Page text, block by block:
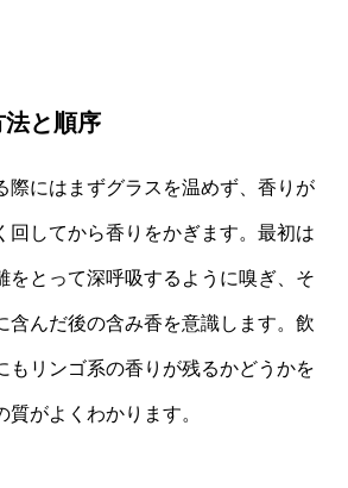
と順序
際にはまずグラスを温めず、香りが
回してから香りをかぎます。最初は
をとって深呼吸するように嗅ぎ、そ
含んだ後の含み香を意識します。飲
もリンゴ系の香りが残るかどうかを
がよくわかります。